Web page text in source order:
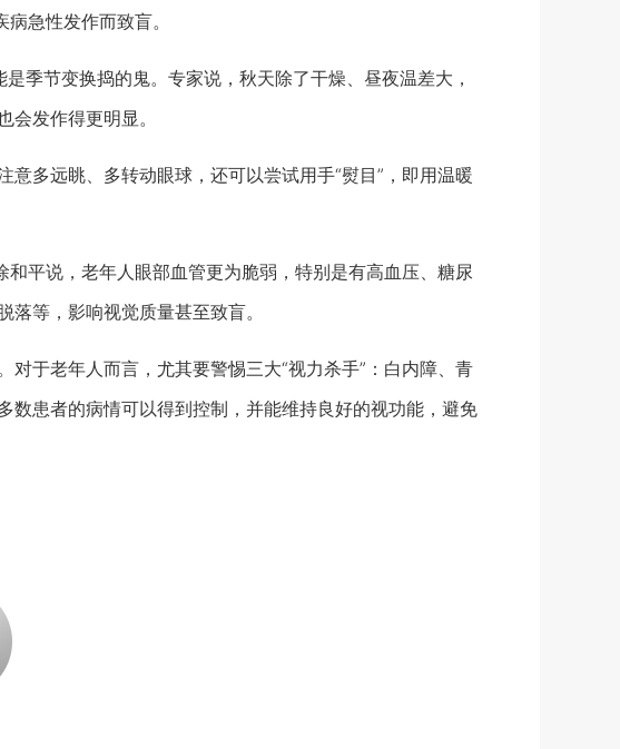
急性发作而致盲。
节变换捣的鬼。专家说，秋天除了干燥、昼夜温差大，
发作得更明显。
多远眺、多转动眼球，还可以尝试用手“熨目”，即用温暖
平说，老年人眼部血管更为脆弱，特别是有高血压、糖尿
等，影响视觉质量甚至致盲。
于老年人而言，尤其要警惕三大“视力杀手”：白内障、青
患者的病情可以得到控制，并能维持良好的视功能，避免